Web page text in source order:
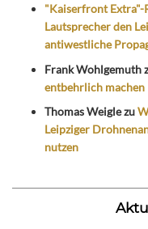
"Kaiserfront Extra"-
Lautsprecher den
antiwestliche
Frank Wohlgemuth
entbehrlich machen
Thomas Weiglezu
Leipziger
nutzen